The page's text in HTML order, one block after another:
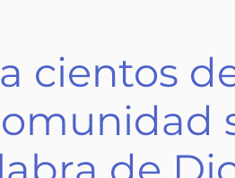
cientos